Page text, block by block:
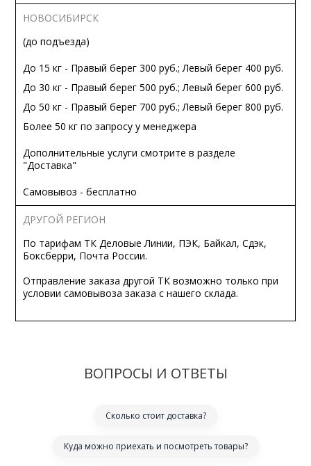
НОВОСИБИРСК
(до подъезда)
До 15 кг - Правый берег 300 руб.; Левый берег 400 руб.
До 30 кг - Правый берег 500 руб.; Левый берег 600 руб.
До 50 кг - Правый берег 700 руб.; Левый берег 800 руб.
Более 50 кг по запросу у менеджера
Дополнительные услуги смотрите в разделе
"Доставка"
Самовывоз - бесплатно
ДРУГОЙ РЕГИОН
По тарифам ТК Деловые Линии, ПЭК, Байкал, Сдэк,
Боксберри, Почта России.
Отправление заказа другой ТК возможно только при
условии самовывоза заказа с нашего склада.
ВОПРОСЫ И ОТВЕТЫ
Сколько стоит доставка?
Куда можно приехать и посмотреть товары?